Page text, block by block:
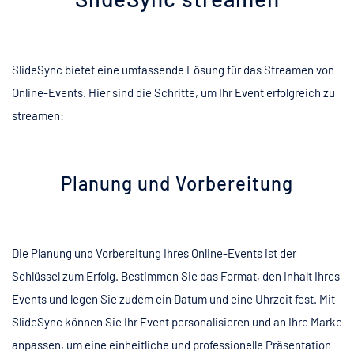
SlideSync bietet eine umfassende Lösung für das Streamen von
Online-Events. Hier sind die Schritte, um Ihr Event erfolgreich zu
streamen:
Planung und Vorbereitung
Die Planung und Vorbereitung Ihres Online-Events ist der
Schlüssel zum Erfolg. Bestimmen Sie das Format, den Inhalt Ihres
Events und legen Sie zudem ein Datum und eine Uhrzeit fest. Mit
SlideSync können Sie Ihr Event personalisieren und an Ihre Marke
anpassen, um eine einheitliche und professionelle Präsentation